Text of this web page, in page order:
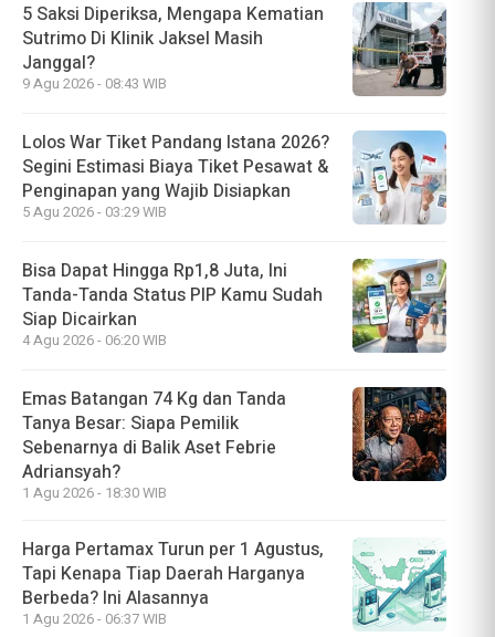
5 Saksi Diperiksa, Mengapa Kematian
Sutrimo Di Klinik Jaksel Masih
Janggal?
9 Agu 2026 - 08:43 WIB
Lolos War Tiket Pandang Istana 2026?
Segini Estimasi Biaya Tiket Pesawat &
Penginapan yang Wajib Disiapkan
5 Agu 2026 - 03:29 WIB
Bisa Dapat Hingga Rp1,8 Juta, Ini
Tanda-Tanda Status PIP Kamu Sudah
Siap Dicairkan
4 Agu 2026 - 06:20 WIB
Emas Batangan 74 Kg dan Tanda
Tanya Besar: Siapa Pemilik
Sebenarnya di Balik Aset Febrie
Adriansyah?
1 Agu 2026 - 18:30 WIB
Harga Pertamax Turun per 1 Agustus,
Tapi Kenapa Tiap Daerah Harganya
Berbeda? Ini Alasannya
1 Agu 2026 - 06:37 WIB